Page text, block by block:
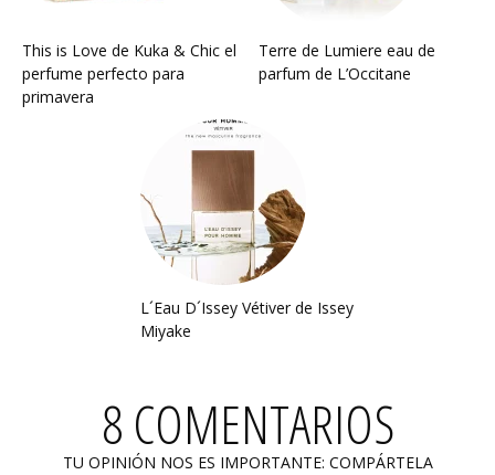
This is Love de Kuka & Chic el
perfume perfecto para
primavera
Terre de Lumiere eau de
parfum de L’Occitane
L´Eau D´Issey Vétiver de Issey
Miyake
8 COMENTARIOS
TU OPINIÓN NOS ES IMPORTANTE: COMPÁRTELA